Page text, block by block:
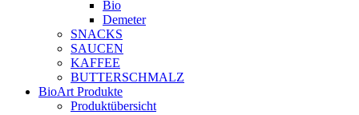
Bio
Demeter
SNACKS
SAUCEN
KAFFEE
BUTTERSCHMALZ
BioArt Produkte
Produktübersicht